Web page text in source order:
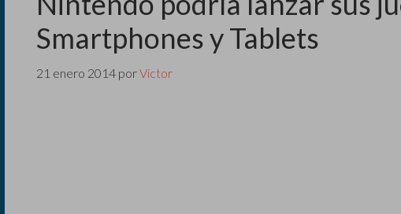
Smartphones y Tablets
21 enero 2014 porVictor